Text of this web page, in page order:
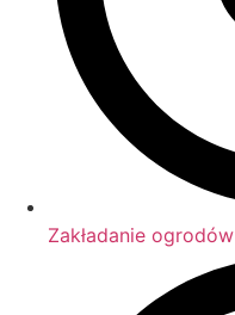
Zakładanie ogrodów